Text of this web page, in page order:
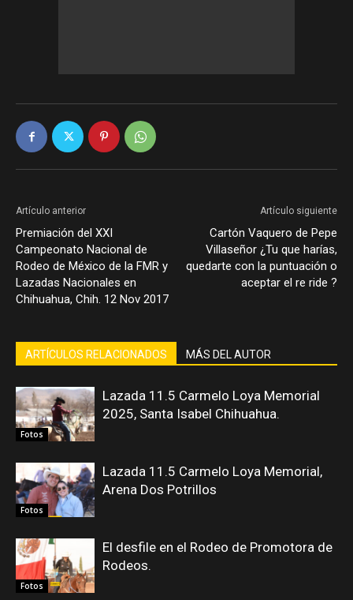
Artículo anterior
Premiación del XXI
Campeonato Nacional de
Rodeo de México de la FMR y
Lazadas Nacionales en
Chihuahua, Chih. 12 Nov 2017
Artículo siguiente
Cartón Vaquero de Pepe
Villaseñor ¿Tu que harías,
quedarte con la puntuación o
aceptar el re ride ?
ARTÍCULOS RELACIONADOS MÁS DEL AUTOR
Fotos
Lazada 11.5 Carmelo Loya Memorial
2025, Santa Isabel Chihuahua.
Fotos
Lazada 11.5 Carmelo Loya Memorial,
Arena Dos Potrillos
Fotos
El desfile en el Rodeo de Promotora de
Rodeos.